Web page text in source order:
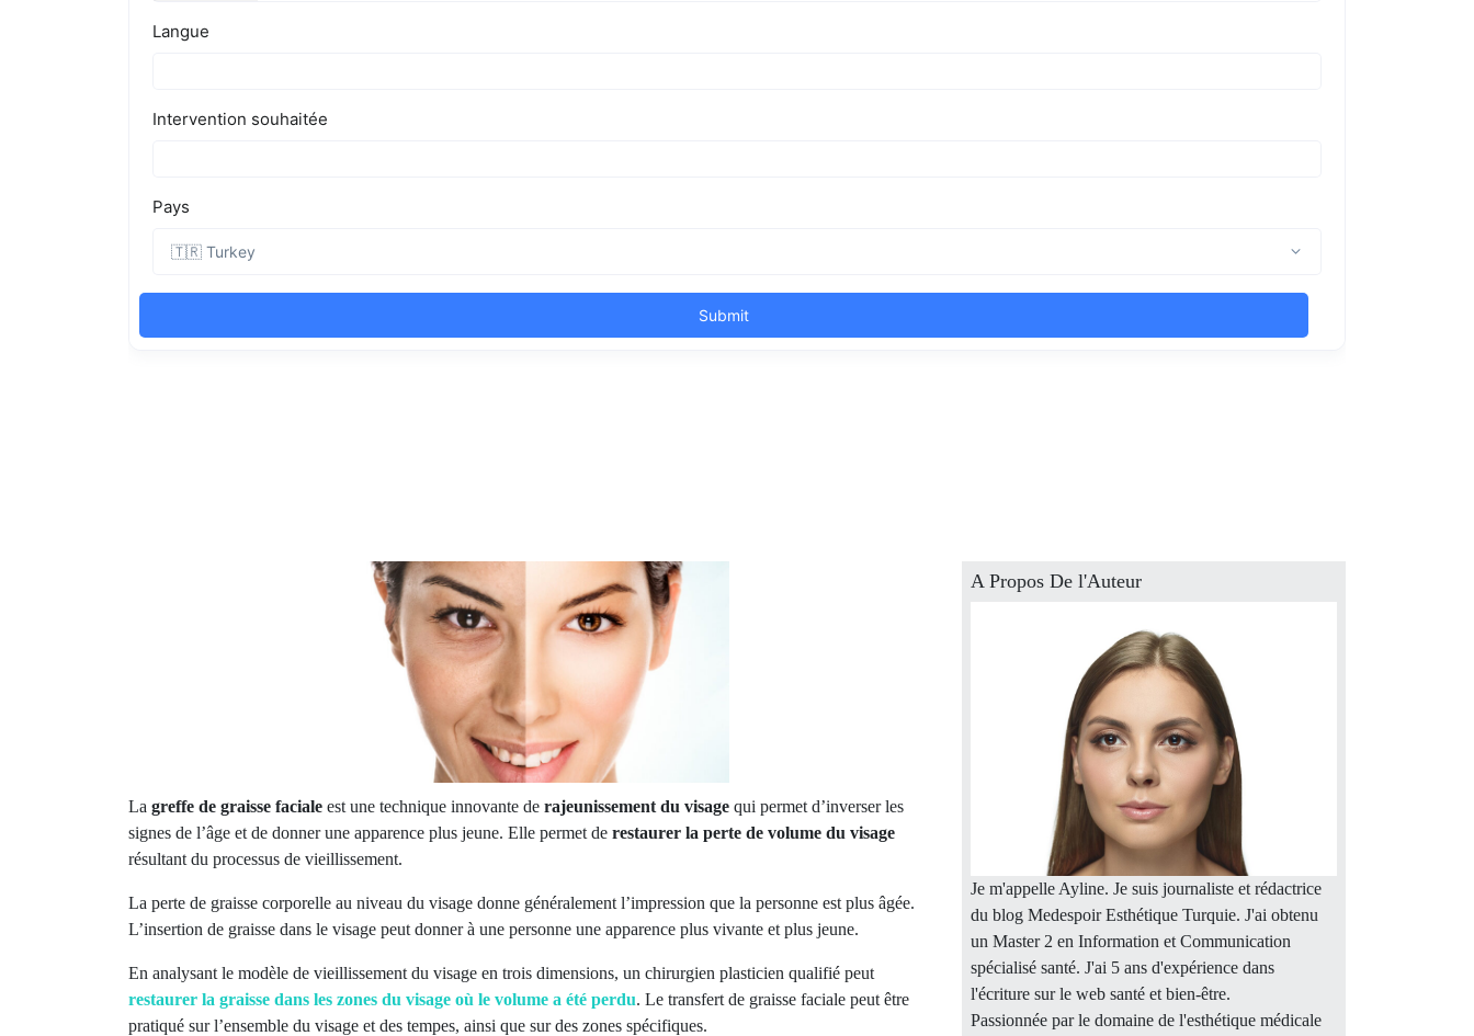
La greffe de graisse faciale est une technique innovante de rajeunissement du visage qui permet d’inverser les
signes de l’âge et de donner une apparence plus jeune. Elle permet de restaurer la perte de volume du visage
résultant du processus de vieillissement.
La perte de graisse corporelle au niveau du visage donne généralement l’impression que la personne est plus âgée.
L’insertion de graisse dans le visage peut donner à une personne une apparence plus vivante et plus jeune.
En analysant le modèle de vieillissement du visage en trois dimensions, un chirurgien plasticien qualifié peut
restaurer la graisse dans les zones du visage où le volume a été perdu. Le transfert de graisse faciale peut être
pratiqué sur l’ensemble du visage et des tempes, ainsi que sur des zones spécifiques.
A Propos De l'Auteur
Je m'appelle Ayline. Je suis journaliste et rédactrice
du blog Medespoir Esthétique Turquie. J'ai obtenu
un Master 2 en Information et Communication
spécialisé santé. J'ai 5 ans d'expérience dans
l'écriture sur le web santé et bien-être.
Passionnée par le domaine de l'esthétique médicale